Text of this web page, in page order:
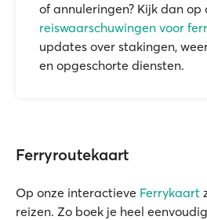
of annuleringen? Kijk dan op
reiswaarschuwingen voor
updates over stakingen,
en opgeschorte diensten.
Ferryroutekaart
Op onze interactieve Ferrykaart
reizen. Zo boek je heel